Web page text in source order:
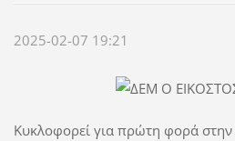
2025-02-07 19:21
Κυκλοφορεί για πρώτη φορά